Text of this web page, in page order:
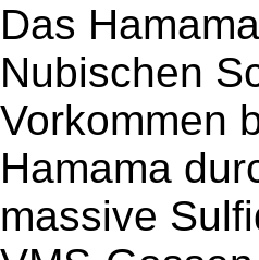
Das
Nubischen
Vorkommen
Hamama
massive